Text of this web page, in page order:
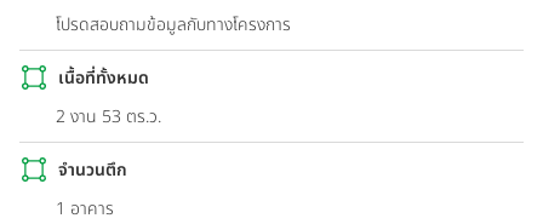
โปรดสอบถามข้อมูลกับทางโครงการ
เนื้อที่ทั้งหมด
2 งาน 53 ตร.ว.
จำนวนตึก
1 อาคาร